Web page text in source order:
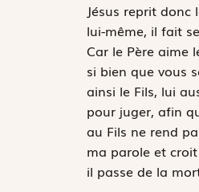
Jésus reprit
lui-même, il fait
Car le Père aime
si bien que vous
ainsi le Fils, lui
pour juger, afin
au Fils ne rend
ma parole et
il passe de la